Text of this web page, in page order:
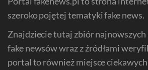
szeroko pojętej tematyki fake news.
Znajdziecie tutaj zbiór
fake newsów wraz z źródłami
portal to również miejsce